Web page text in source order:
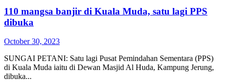
110 mangsa banjir di Kuala Muda, satu lagi PPS
dibuka
October 30, 2023
SUNGAI PETANI: Satu lagi Pusat Pemindahan Sementara (PPS)
di Kuala Muda iaitu di Dewan Masjid Al Huda, Kampung Jerung,
dibuka...